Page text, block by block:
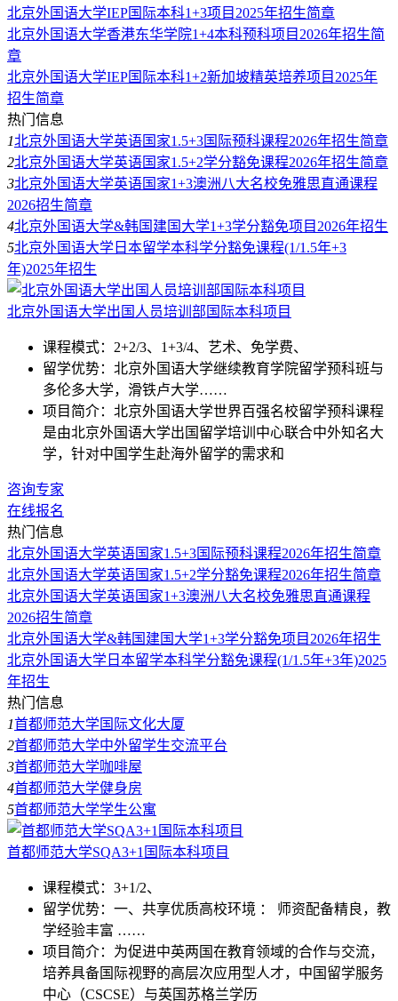
北京外国语大学IEP国际本科1+3项目2025年招生简章
北京外国语大学香港东华学院1+4本科预科项目2026年招生简
章
北京外国语大学IEP国际本科1+2新加坡精英培养项目2025年
招生简章
热门信息
1北京外国语大学英语国家1.5+3国际预科课程2026年招生简章
2北京外国语大学英语国家1.5+2学分豁免课程2026年招生简章
3北京外国语大学英语国家1+3澳洲八大名校免雅思直通课程
2026招生简章
4北京外国语大学&韩国建国大学1+3学分豁免项目2026年招生
5北京外国语大学日本留学本科学分豁免课程(1/1.5年+3
年)2025年招生
北京外国语大学出国人员培训部国际本科项目
课程模式： 2+2/3、 1+3/4、 艺术、 免学费、
留学优势： 北京外国语大学继续教育学院留学预科班与
多伦多大学，滑铁卢大学……
项目简介： 北京外国语大学世界百强名校留学预科课程
是由北京外国语大学出国留学培训中心联合中外知名大
学，针对中国学生赴海外留学的需求和
咨询专家
在线报名
热门信息
北京外国语大学英语国家1.5+3国际预科课程2026年招生简章
北京外国语大学英语国家1.5+2学分豁免课程2026年招生简章
北京外国语大学英语国家1+3澳洲八大名校免雅思直通课程
2026招生简章
北京外国语大学&韩国建国大学1+3学分豁免项目2026年招生
北京外国语大学日本留学本科学分豁免课程(1/1.5年+3年)2025
年招生
热门信息
1首都师范大学国际文化大厦
2首都师范大学中外留学生交流平台
3首都师范大学咖啡屋
4首都师范大学健身房
5首都师范大学学生公寓
首都师范大学SQA3+1国际本科项目
课程模式： 3+1/2、
留学优势： 一、共享优质高校环境 ： 师资配备精良，教
学经验丰富 ……
项目简介： 为促进中英两国在教育领域的合作与交流，
培养具备国际视野的高层次应用型人才，中国留学服务
中心（CSCSE）与英国苏格兰学历